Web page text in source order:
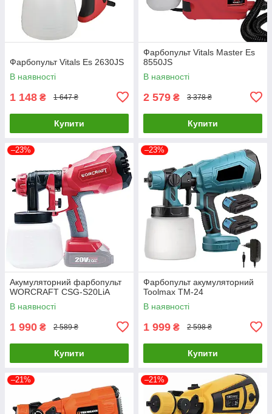
Фарбопульт Vitals Es 2630JS
В наявності
1 148 ₴ 1 647 ₴
Купити
Фарбопульт Vitals Master Es
8550JS
В наявності
2 579 ₴ 3 378 ₴
Купити
–23%
Акумуляторний фарбопульт
WORCRAFT CSG-S20LiA
В наявності
1 990 ₴ 2 589 ₴
Купити
–23%
Фарбопульт акумуляторний
Toolmax TM-24
В наявності
1 999 ₴ 2 598 ₴
Купити
–21% –21%